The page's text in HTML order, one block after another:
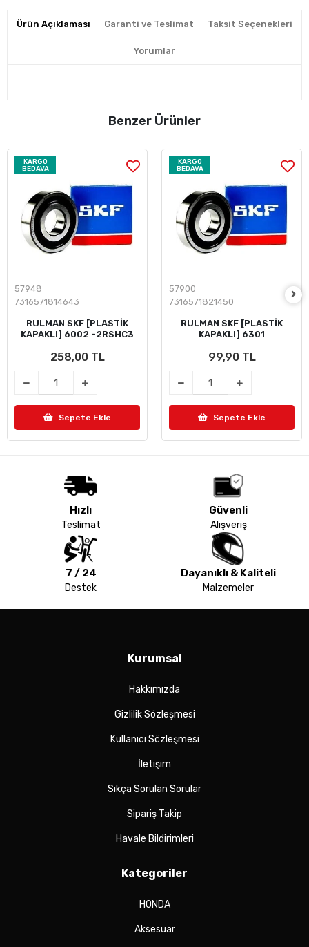
Ürün Açıklaması Garanti ve Teslimat Taksit Seçenekleri
Yorumlar
Benzer Ürünler
KARGO
BEDAVA
57948
7316571814643
RULMAN SKF [PLASTİK
KAPAKLI] 6002 -2RSHC3
258,00 TL
Sepete Ekle
KARGO
BEDAVA
57900
7316571821450
RULMAN SKF [PLASTİK
KAPAKLI] 6301
99,90 TL
Sepete Ekle
Hızlı
Teslimat
Güvenli
Alışveriş
7 / 24
Destek
Dayanıklı & Kaliteli
Malzemeler
Kurumsal
Hakkımızda
Gizlilik Sözleşmesi
Kullanıcı Sözleşmesi
İletişim
Sıkça Sorulan Sorular
Sipariş Takip
Havale Bildirimleri
Kategoriler
HONDA
Aksesuar